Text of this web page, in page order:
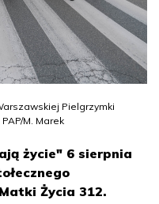
Pielgrzymki
M. Marek
życie" 6 sierpnia
Życia 312.